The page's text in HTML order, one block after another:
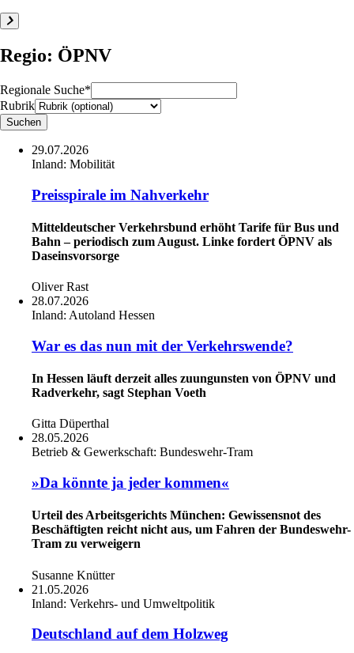
Regio: ÖPNV
Regionale Suche*
Rubrik
29.07.2026
Inland: Mobilität
Preisspirale im Nahverkehr
Mitteldeutscher Verkehrsbund erhöht Tarife für Bus und
Bahn – periodisch zum August. Linke fordert ÖPNV als
Daseinsvorsorge
Oliver Rast
28.07.2026
Inland: Autoland Hessen
War es das nun mit der Verkehrswende?
In Hessen läuft derzeit alles zuungunsten von ÖPNV und
Radverkehr, sagt Stephan Voeth
Gitta Düperthal
28.05.2026
Betrieb & Gewerkschaft: Bundeswehr-Tram
»Da könnte ja jeder kommen«
Urteil des Arbeitsgerichts München: Gewissensnot des
Beschäftigten reicht nicht aus, um Fahren der Bundeswehr-
Tram zu verweigern
Susanne Knütter
21.05.2026
Inland: Verkehrs- und Umweltpolitik
Deutschland auf dem Holzweg